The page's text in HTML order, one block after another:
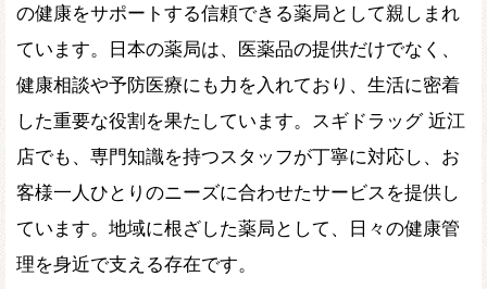
の健康をサポートする信頼できる薬局として親しまれ
ています。日本の薬局は、医薬品の提供だけでなく、
健康相談や予防医療にも力を入れており、生活に密着
した重要な役割を果たしています。スギドラッグ 近江
店でも、専門知識を持つスタッフが丁寧に対応し、お
客様一人ひとりのニーズに合わせたサービスを提供し
ています。地域に根ざした薬局として、日々の健康管
理を身近で支える存在です。